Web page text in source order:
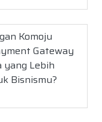
Komoju
Gateway
yang Lebih
Bisnismu?